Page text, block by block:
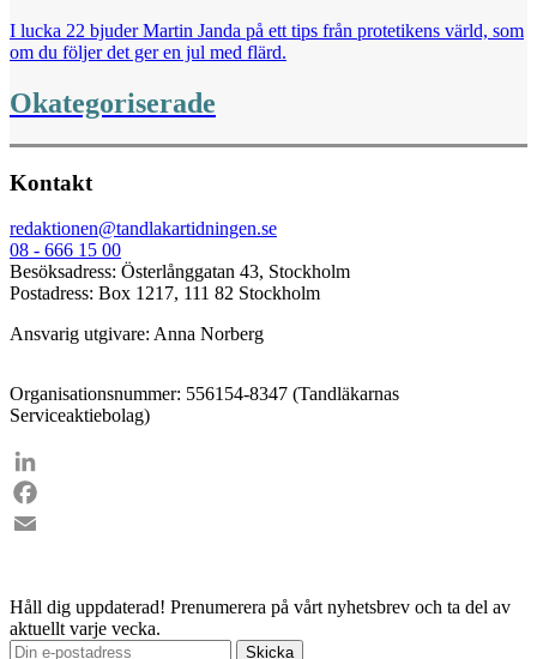
I lucka 22 bjuder Martin Janda på ett tips från protetikens värld, som
om du följer det ger en jul med flärd.
Okategoriserade
Kontakt
redaktionen@tandlakartidningen.se
08 - 666 15 00
Besöksadress: Österlånggatan 43, Stockholm
Postadress: Box 1217, 111 82 Stockholm
Ansvarig utgivare: Anna Norberg
Organisationsnummer: 556154-8347 (Tandläkarnas
Serviceaktiebolag)
LinkedIn
Facebook
Håll dig uppdaterad! Prenumerera på vårt nyhetsbrev och ta del av
aktuellt varje vecka.